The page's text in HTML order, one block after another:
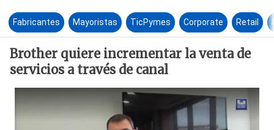
Fabricantes Mayoristas TicPymes Corporate Retail
Brother quiere incrementar la venta de
servicios a través de canal